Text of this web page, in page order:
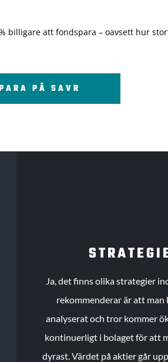
billigare att fondspara – oavsett hur
PÅ SAVR
Ja, det finns olika strategier
rekommenderar är att
analyserat och tror kommer
kontinuerligt i bolaget för att
dyrast. Värdet på aktier går